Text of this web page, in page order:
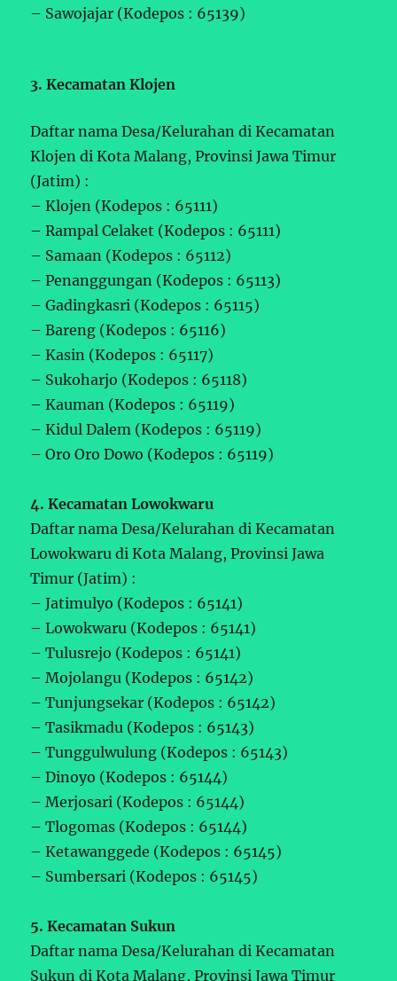
– Sawojajar (Kodepos : 65139)
3. Kecamatan Klojen
Daftar nama Desa/Kelurahan di Kecamatan
Klojen di Kota Malang, Provinsi Jawa Timur
(Jatim) :
– Klojen (Kodepos : 65111)
– Rampal Celaket (Kodepos : 65111)
– Samaan (Kodepos : 65112)
– Penanggungan (Kodepos : 65113)
– Gadingkasri (Kodepos : 65115)
– Bareng (Kodepos : 65116)
– Kasin (Kodepos : 65117)
– Sukoharjo (Kodepos : 65118)
– Kauman (Kodepos : 65119)
– Kidul Dalem (Kodepos : 65119)
– Oro Oro Dowo (Kodepos : 65119)
4. Kecamatan Lowokwaru
Daftar nama Desa/Kelurahan di Kecamatan
Lowokwaru di Kota Malang, Provinsi Jawa
Timur (Jatim) :
– Jatimulyo (Kodepos : 65141)
– Lowokwaru (Kodepos : 65141)
– Tulusrejo (Kodepos : 65141)
– Mojolangu (Kodepos : 65142)
– Tunjungsekar (Kodepos : 65142)
– Tasikmadu (Kodepos : 65143)
– Tunggulwulung (Kodepos : 65143)
– Dinoyo (Kodepos : 65144)
– Merjosari (Kodepos : 65144)
– Tlogomas (Kodepos : 65144)
– Ketawanggede (Kodepos : 65145)
– Sumbersari (Kodepos : 65145)
5. Kecamatan Sukun
Daftar nama Desa/Kelurahan di Kecamatan
Sukun di Kota Malang, Provinsi Jawa Timur